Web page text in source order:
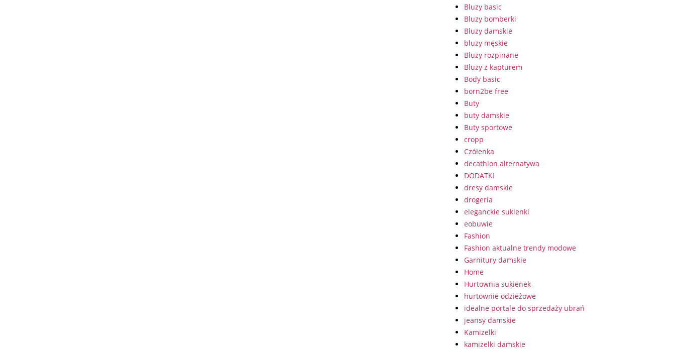
Bluzy basic
Bluzy bomberki
Bluzy damskie
bluzy męskie
Bluzy rozpinane
Bluzy z kapturem
Body basic
born2be free
Buty
buty damskie
Buty sportowe
cropp
Czółenka
decathlon alternatywa
DODATKI
dresy damskie
drogeria
eleganckie sukienki
eobuwie
Fashion
Fashion aktualne trendy modowe
Garnitury damskie
Home
Hurtownia sukienek
hurtownie odzieżowe
idealne portale do sprzedaży ubrań
jeansy damskie
Kamizelki
kamizelki damskie